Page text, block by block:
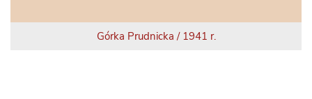
Górka Prudnicka / 1941 r.